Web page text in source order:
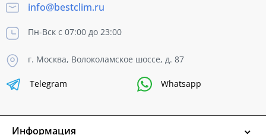
info@bestclim.ru
Пн-Вск с 07:00 до 23:00
г. Москва, Волоколамское шоссе, д. 87
Telegram Whatsapp
Информация